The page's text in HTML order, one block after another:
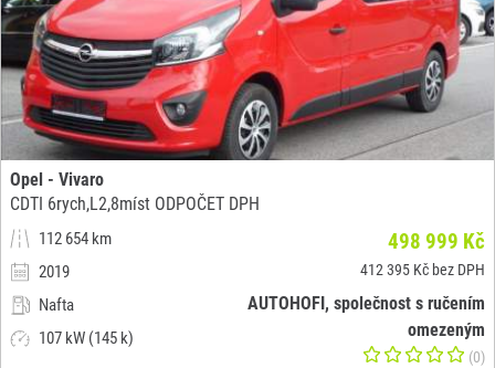
Opel - Vivaro
CDTI 6rych,L2,8míst ODPOČET DPH
112 654 km
2019
Nafta
107 kW (145 k)
498 999 Kč
412 395 Kč bez DPH
AUTOHOFI, společnost s ručením
omezeným
(0)